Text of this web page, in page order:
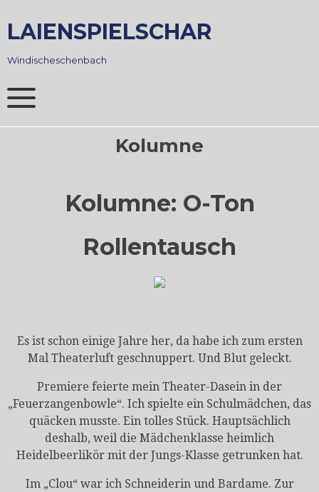
to
content
LAIENSPIELSCHAR
Windischeschenbach
Kolumne
Kolumne: O-Ton
Rollentausch
Es ist schon einige Jahre her, da habe ich zum ersten
Mal Theaterluft geschnuppert. Und Blut geleckt.
Premiere feierte mein Theater-Dasein in der
„Feuerzangenbowle“. Ich spielte ein Schulmädchen, das
quäcken musste. Ein tolles Stück. Hauptsächlich
deshalb, weil die Mädchenklasse heimlich
Heidelbeerlikör mit der Jungs-Klasse getrunken hat.
Im „Clou“ war ich Schneiderin und Bardame. Zur